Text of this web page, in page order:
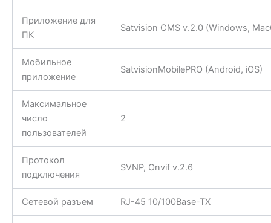
Приложение для
ПК
Satvision CMS v.2.0 (Windows,
Мобильное
приложение
SatvisionMobilePRO (Android, iOS)
Максимальное
число
пользователей
2
Протокол
подключения
SVNP, Onvif v.2.6
Сетевой разъем RJ-45 10/100Base-TX